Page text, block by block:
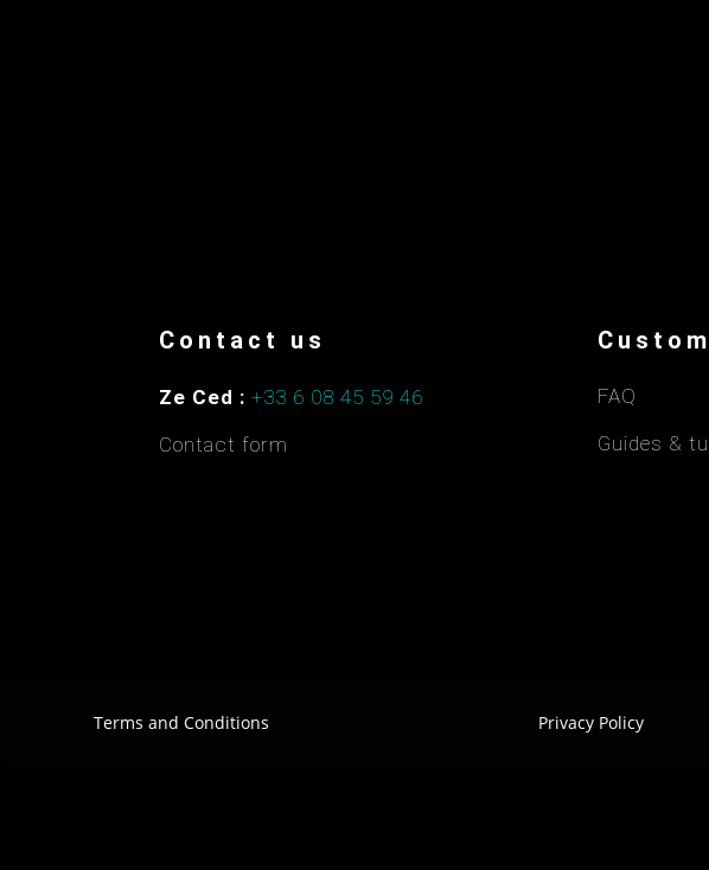
Contact us
Ze Ced : +33 6 08 45 59 46
Contact form
FAQ
Guides &
Terms and Conditions Privacy Policy